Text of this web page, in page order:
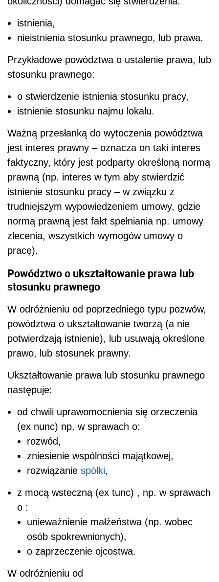
istnienia,
nieistnienia stosunku prawnego, lub prawa.
Przykładowe powództwa o ustalenie prawa, lub
stosunku prawnego:
o stwierdzenie istnienia stosunku pracy,
istnienie stosunku najmu lokalu.
Ważną przesłanką do wytoczenia powództwa
jest interes prawny – oznacza on taki interes
faktyczny, który jest podparty określoną normą
prawną (np. interes w tym aby stwierdzić
istnienie stosunku pracy – w związku z
trudniejszym wypowiedzeniem umowy, gdzie
normą prawną jest fakt spełniania np. umowy
zlecenia, wszystkich wymogów umowy o
pracę).
Powództwo o ukształtowanie prawa lub
stosunku prawnego
W odróżnieniu od poprzedniego typu pozwów,
powództwa o ukształtowanie tworzą (a nie
potwierdzają istnienie), lub usuwają określone
prawo, lub stosunek prawny.
Ukształtowanie prawa lub stosunku prawnego
następuje:
od chwili uprawomocnienia się orzeczenia
(ex nunc) np. w sprawach o:
rozwód,
zniesienie wspólności majątkowej,
rozwiązanie spółki,
z mocą wsteczną (ex tunc) , np. w sprawach
o :
unieważnienie małżeństwa (np. wobec
osób spokrewnionych),
o zaprzeczenie ojcostwa.
W odróżnieniu od